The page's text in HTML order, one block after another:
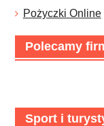
Pożyczki Online
Polecamy
Sport i